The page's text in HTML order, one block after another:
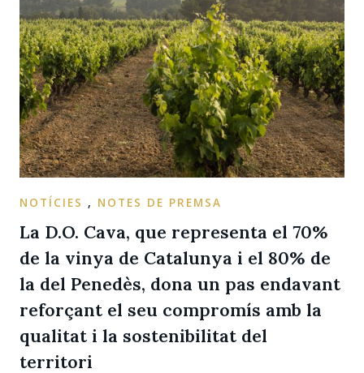
NOTÍCIES , NOTES DE PREMSA
La D.O. Cava, que representa el 70%
de la vinya de Catalunya i el 80% de
la del Penedès, dona un pas endavant
reforçant el seu compromís amb la
qualitat i la sostenibilitat del
territori